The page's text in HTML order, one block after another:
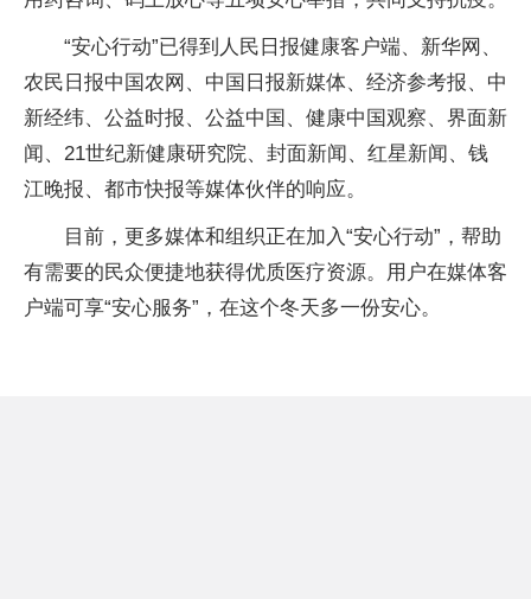
“安心行动”已得到人民日报健康客户端、新华网、
农民日报中国农网、中国日报新媒体、经济参考报、中
新经纬、公益时报、公益中国、健康中国观察、界面新
闻、21世纪新健康研究院、封面新闻、红星新闻、钱
江晚报、都市快报等媒体伙伴的响应。
目前，更多媒体和组织正在加入“安心行动”，帮助
有需要的民众便捷地获得优质医疗资源。用户在媒体客
户端可享“安心服务”，在这个冬天多一份安心。